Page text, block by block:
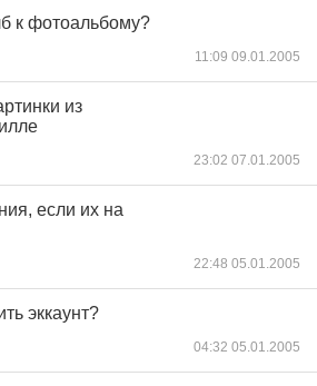
к фотоальбому?
11:09 09.01.2005
из
23:02 07.01.2005
если их на
22:48 05.01.2005
эккаунт?
04:32 05.01.2005